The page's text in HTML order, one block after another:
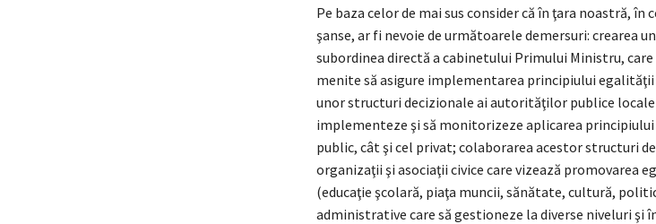
Pe baza celor de mai sus consider că în ţara noastră,
şanse, ar fi nevoie de următoarele demersuri: crearea
subordinea directă a cabinetului Primului Ministru,
menite să asigure implementarea principiului
unor structuri decizionale ai autorităţilor publice locale
implementeze şi să monitorizeze aplicarea
public, cât şi cel privat; colaborarea acestor structuri
organizaţii şi asociaţii civice care vizează promovarea
(educaţie şcolară, piaţa muncii, sănătate, cultură,
administrative care să gestioneze la diverse niveluri şi